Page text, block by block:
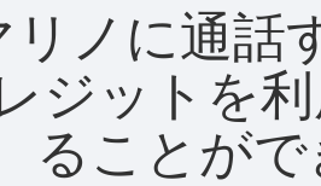
ノに通話
ジットを
ることがで